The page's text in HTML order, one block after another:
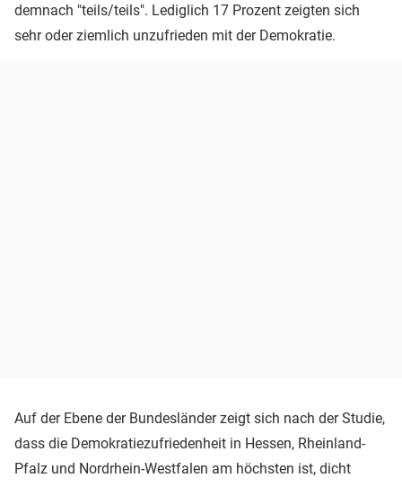
demnach "teils/teils". Lediglich 17 Prozent zeigten sich
sehr oder ziemlich unzufrieden mit der Demokratie.
Auf der Ebene der Bundesländer zeigt sich nach der Studie,
dass die Demokratiezufriedenheit in Hessen, Rheinland-
Pfalz und Nordrhein-Westfalen am höchsten ist, dicht